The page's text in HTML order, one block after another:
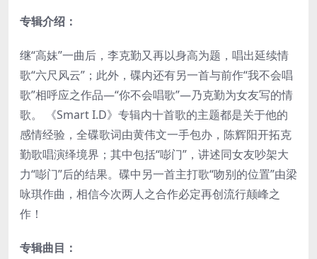
专辑介绍：
继“高妹”一曲后，李克勤又再以身高为题，唱出延续情
歌“六尺风云”；此外，碟内还有另一首与前作“我不会唱
歌”相呼应之作品—“你不会唱歌”—乃克勤为女友写的情
歌。 《Smart I.D》专辑内十首歌的主题都是关于他的
感情经验，全碟歌词由黄伟文一手包办，陈辉阳开拓克
勤歌唱演绎境界；其中包括“嘭门”，讲述同女友吵架大
力“嘭门”后的结果。碟中另一首主打歌“吻别的位置”由梁
咏琪作曲，相信今次两人之合作必定再创流行颠峰之
作！
专辑曲目：